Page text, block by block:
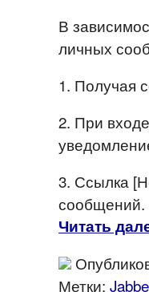
В
личных
1. Получая
2. При
3. Ссылка
сообщений.
Читать
Метки: